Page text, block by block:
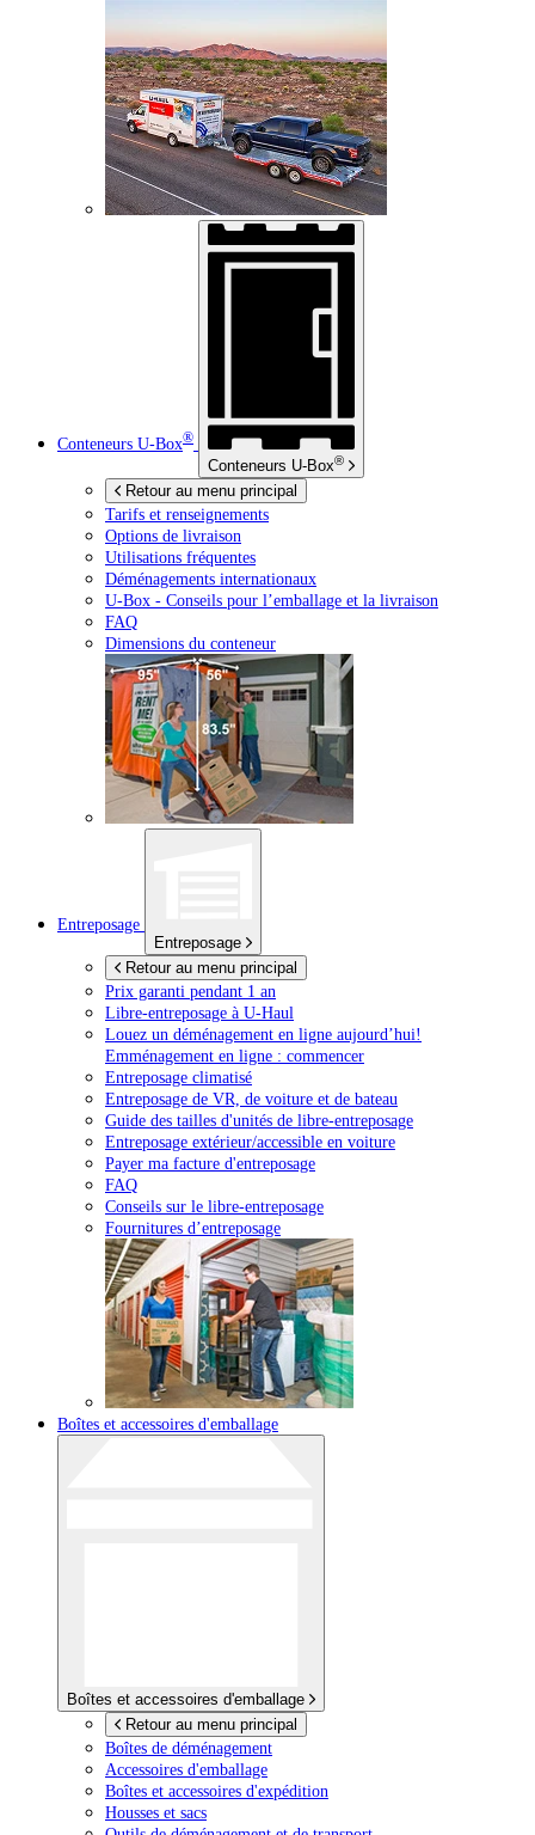
Conteneurs U-Box®
Conteneurs U-Box®
Retour au menu principal
Tarifs et renseignements
Options de livraison
Utilisations fréquentes
Déménagements internationaux
U-Box - Conseils pour l’emballage et la livraison
FAQ
Dimensions du conteneur
Entreposage
Entreposage
Retour au menu principal
Prix garanti pendant 1 an
Libre-entreposage à U-Haul
Louez un déménagement en ligne aujourd’hui!
Emménagement en ligne : commencer
Entreposage climatisé
Entreposage de VR, de voiture et de bateau
Guide des tailles d'unités de libre-entreposage
Entreposage extérieur/accessible en voiture
Payer ma facture d'entreposage
FAQ
Conseils sur le libre-entreposage
Fournitures d’entreposage
Boîtes et accessoires d'emballage
Boîtes et accessoires d'emballage
Retour au menu principal
Boîtes de déménagement
Accessoires d'emballage
Boîtes et accessoires d'expédition
Housses et sacs